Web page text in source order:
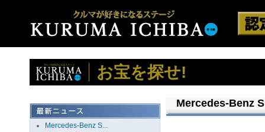
お宝を探せ!
Mercedes-Benz S...
Mercedes-Benz